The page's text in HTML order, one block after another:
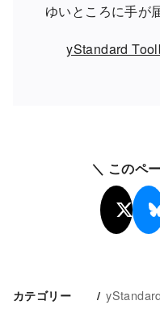
ゆいところに手が
yStandard
＼ このペ
カテゴリー